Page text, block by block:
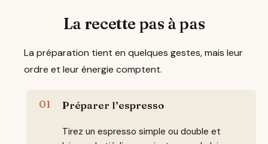
La recette pas à pas
La préparation tient en quelques gestes, mais leur
ordre et leur énergie comptent.
Préparer l’espresso
Tirez un espresso simple ou double et